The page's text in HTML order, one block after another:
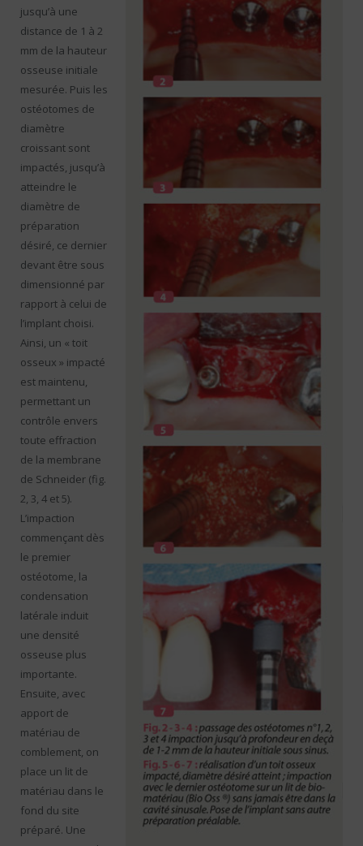
jusqu’à une
distance de 1 à 2
mm de la hauteur
osseuse initiale
mesurée. Puis les
ostéotomes de
diamètre
croissant sont
impactés, jusqu’à
atteindre le
diamètre de
préparation
désiré, ce dernier
devant être sous
dimensionné par
rapport à celui de
l’implant choisi.
Ainsi, un « toit
osseux » impacté
est maintenu,
permettant un
contrôle envers
toute effraction
de la membrane
de Schneider (fig.
2, 3, 4 et 5).
L’impaction
commençant dès
le premier
ostéotome, la
condensation
latérale induit
une densité
osseuse plus
importante.
Ensuite, avec
apport de
matériau de
comblement, on
place un lit de
matériau dans le
fond du site
préparé. Une